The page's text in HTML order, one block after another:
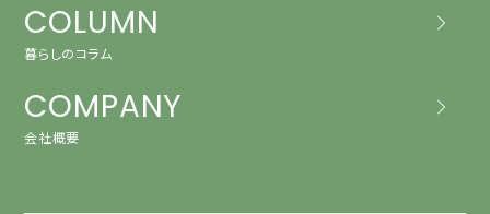
COLUMN
暮らしのコラム
COMPANY
会社概要